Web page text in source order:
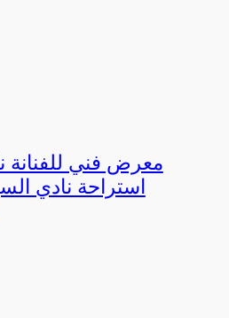
معرض فني
استراحة نادي